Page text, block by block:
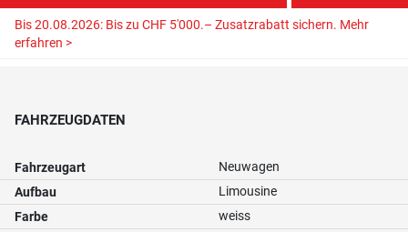
FAHRZEUGDATEN
Fahrzeugart
Neuwagen
Aufbau
Limousine
Farbe
weiss
Bis 20.08.2026: Bis zu CHF 5'000.– Zusatzrabatt sichern. Mehr
erfahren >